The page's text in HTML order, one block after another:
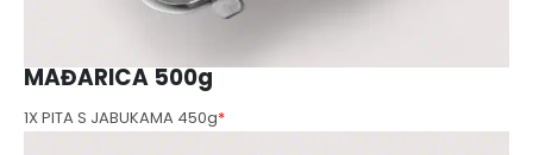
MAĐARICA 500g
*
1X PITA S JABUKAMA 450g